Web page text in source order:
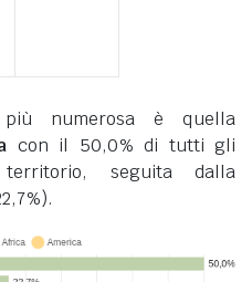
numerosa è quella
con il 50,0% di tutti gli
seguita dalla